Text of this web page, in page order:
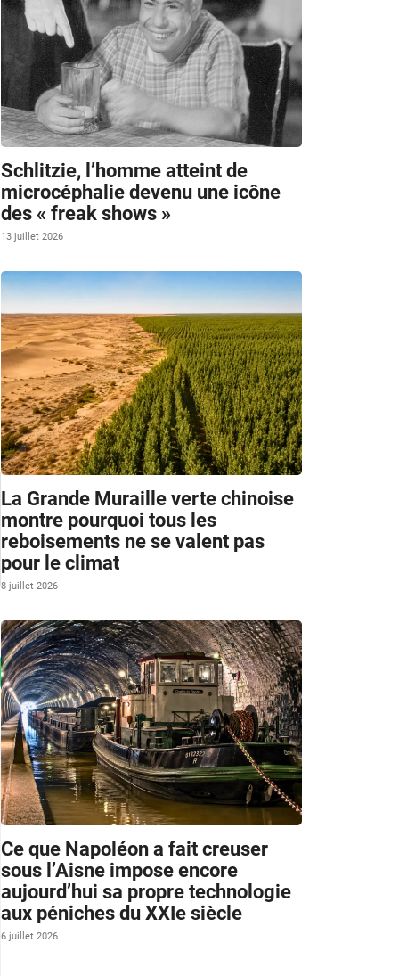
Schlitzie, l’homme atteint de
microcéphalie devenu une icône
des « freak shows »
13 juillet 2026
La Grande Muraille verte chinoise
montre pourquoi tous les
reboisements ne se valent pas
pour le climat
8 juillet 2026
Ce que Napoléon a fait creuser
sous l’Aisne impose encore
aujourd’hui sa propre technologie
aux péniches du XXIe siècle
6 juillet 2026